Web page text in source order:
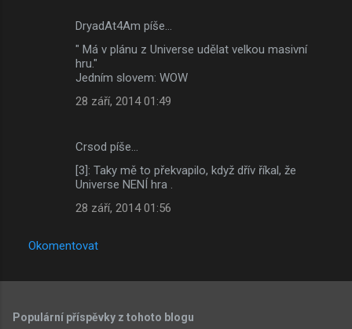
DryadAt4Am píše…
" Má v plánu z Universe udělat velkou masivní
hru."
Jedním slovem: WOW
28 září, 2014 01:49
Crsod píše…
[3]: Taky mě to překvapilo, když dřív říkal, že
Universe NENÍ hra .
28 září, 2014 01:56
Okomentovat
Populární příspěvky z tohoto blogu